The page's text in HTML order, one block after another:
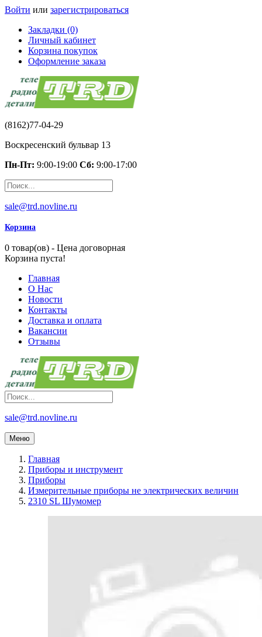
Войти или зарегистрироваться
Закладки (0)
Личный кабинет
Корзина покупок
Оформление заказа
(8162)77-04-29
Воскресенский бульвар 13
Пн-Пт: 9:00-19:00 Сб: 9:00-17:00
sale@trd.novline.ru
Корзина
0 товар(ов) - Цена договорная
Корзина пуста!
Главная
О Нас
Новости
Контакты
Доставка и оплата
Вакансии
Отзывы
sale@trd.novline.ru
Меню
Главная
Приборы и инструмент
Приборы
Измерительные приборы не электрических величин
2310 SL Шумомер